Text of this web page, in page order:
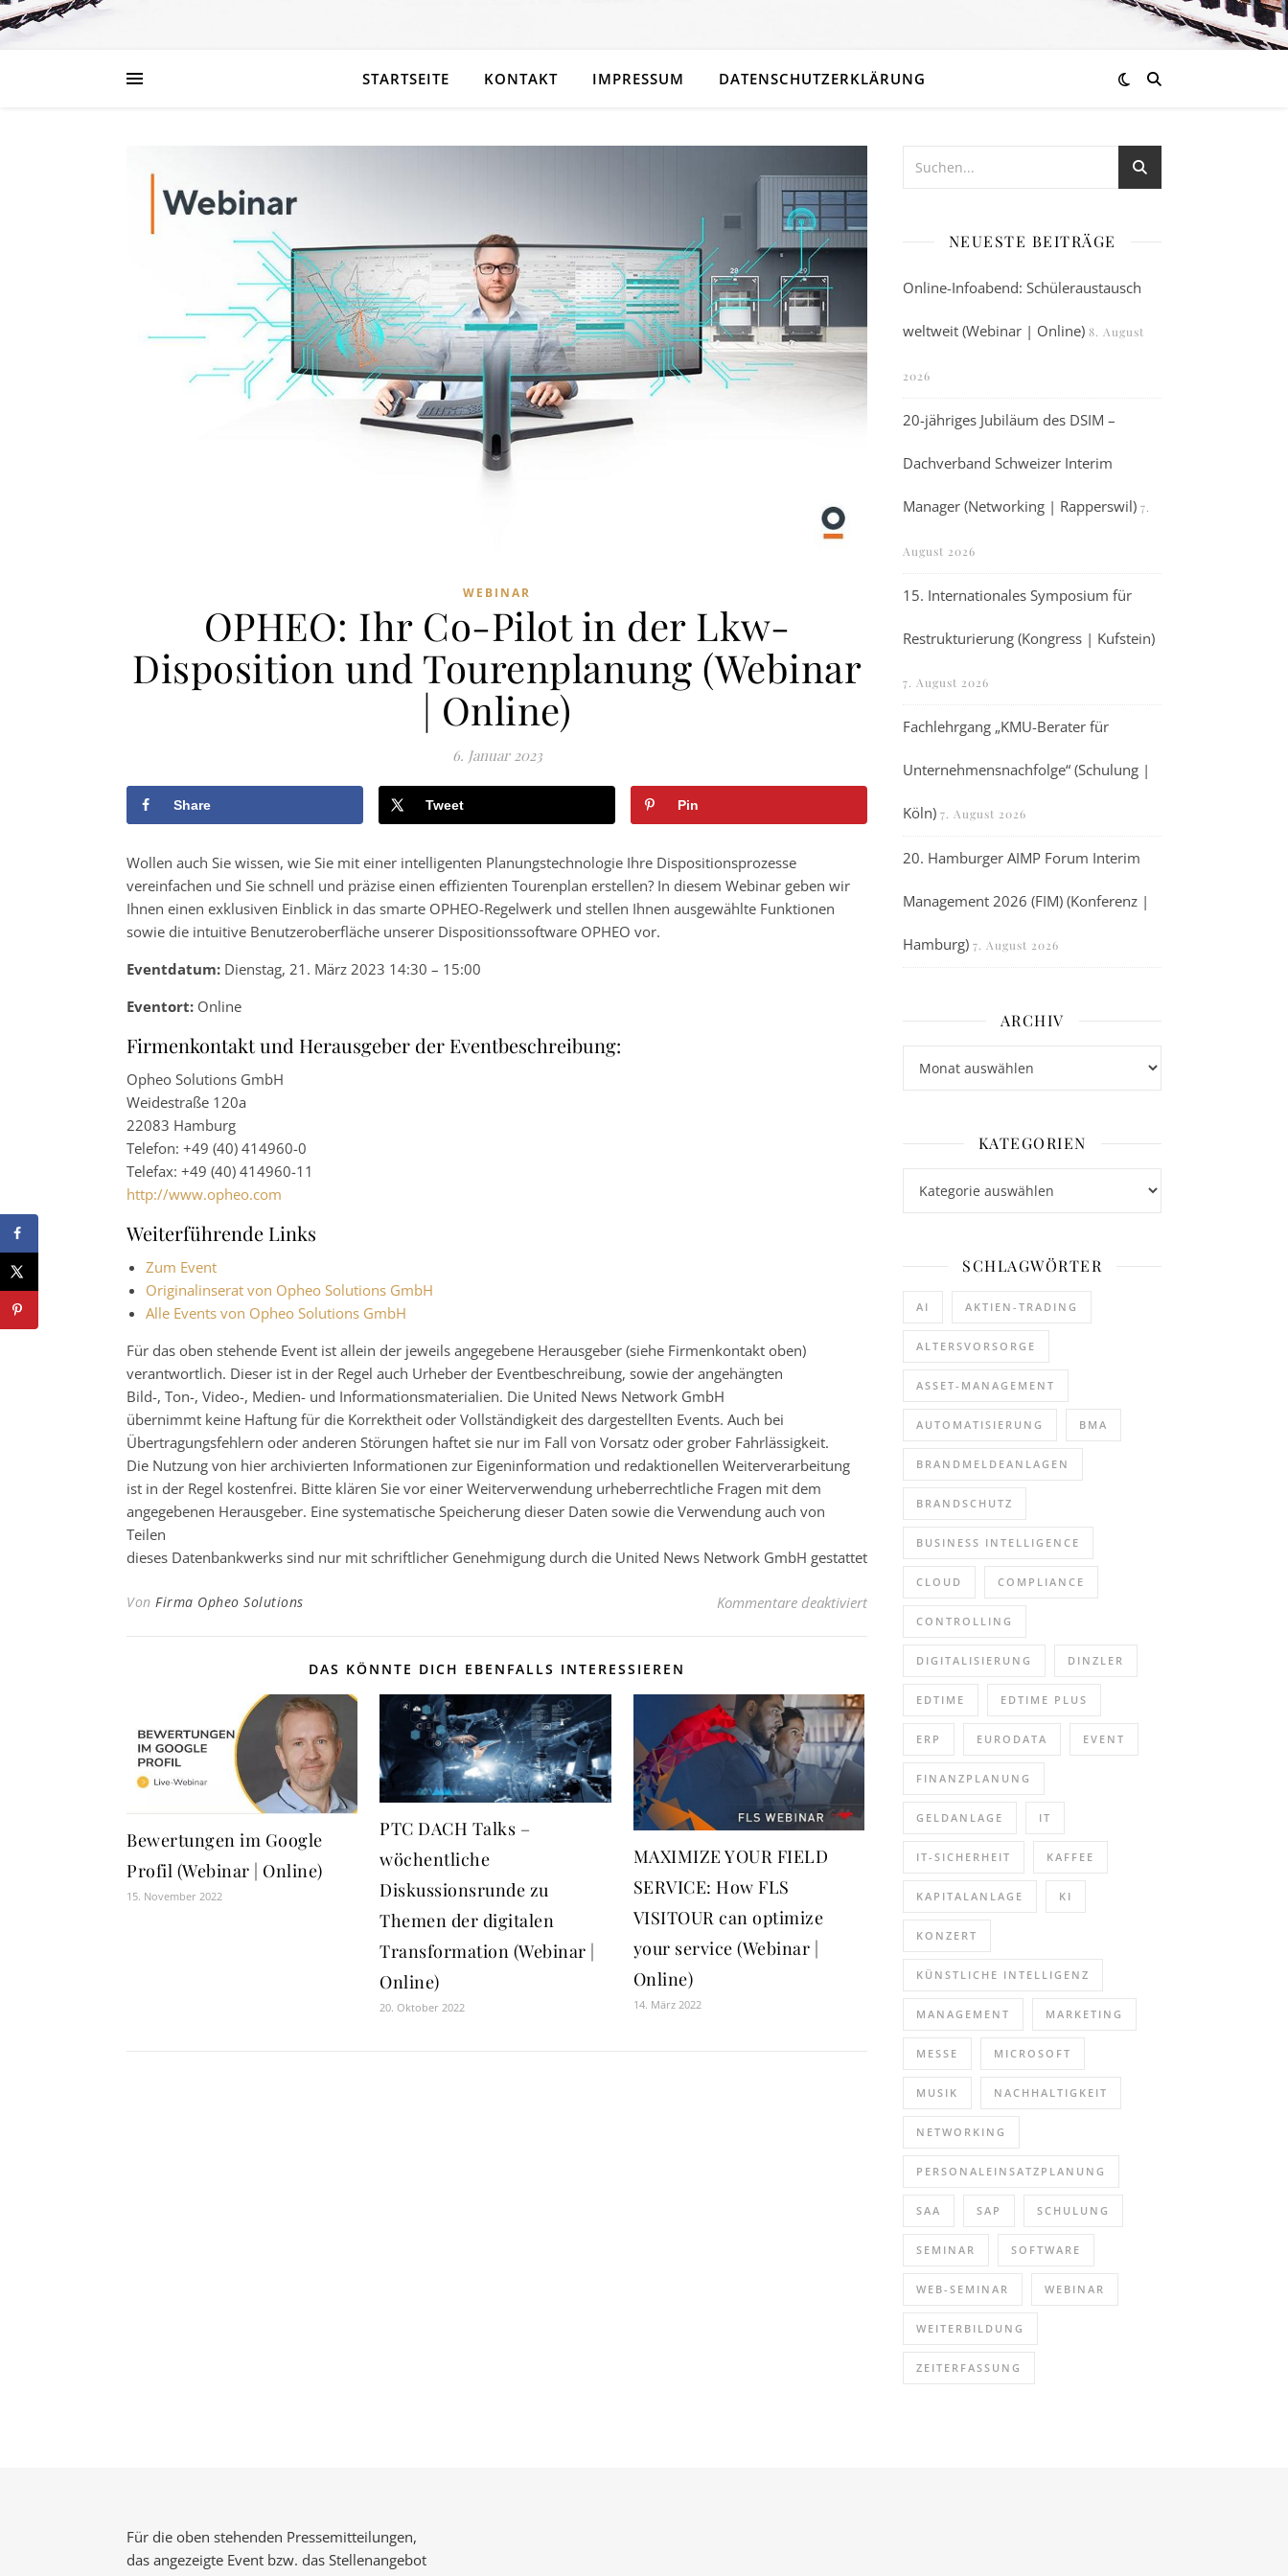
STARTSEITE KONTAKT IMPRESSUM DATENSCHUTZERKLÄRUNG
WEBINAR
OPHEO: Ihr Co-Pilot in der Lkw-
Disposition und Tourenplanung (Webinar
| Online)
6. Januar 2023
Share Tweet Pin
Wollen auch Sie wissen, wie Sie mit einer intelligenten Planungstechnologie Ihre Dispositionsprozesse
vereinfachen und Sie schnell und präzise einen effizienten Tourenplan erstellen? In diesem Webinar geben wir
Ihnen einen exklusiven Einblick in das smarte OPHEO-Regelwerk und stellen Ihnen ausgewählte Funktionen
sowie die intuitive Benutzeroberfläche unserer Dispositionssoftware OPHEO vor.
Eventdatum: Dienstag, 21. März 2023 14:30 – 15:00
Eventort: Online
Firmenkontakt und Herausgeber der Eventbeschreibung:
Opheo Solutions GmbH
Weidestraße 120a
22083 Hamburg
Telefon: +49 (40) 414960-0
Telefax: +49 (40) 414960-11
http://www.opheo.com
Weiterführende Links
Zum Event
Originalinserat von Opheo Solutions GmbH
Alle Events von Opheo Solutions GmbH
Für das oben stehende Event ist allein der jeweils angegebene Herausgeber (siehe Firmenkontakt oben)
verantwortlich. Dieser ist in der Regel auch Urheber der Eventbeschreibung, sowie der angehängten
Bild-, Ton-, Video-, Medien- und Informationsmaterialien. Die United News Network GmbH
übernimmt keine Haftung für die Korrektheit oder Vollständigkeit des dargestellten Events. Auch bei
Übertragungsfehlern oder anderen Störungen haftet sie nur im Fall von Vorsatz oder grober Fahrlässigkeit.
Die Nutzung von hier archivierten Informationen zur Eigeninformation und redaktionellen Weiterverarbeitung
ist in der Regel kostenfrei. Bitte klären Sie vor einer Weiterverwendung urheberrechtliche Fragen mit dem
angegebenen Herausgeber. Eine systematische Speicherung dieser Daten sowie die Verwendung auch von
Teilen
dieses Datenbankwerks sind nur mit schriftlicher Genehmigung durch die United News Network GmbH gestattet
Von Firma Opheo Solutions Kommentare deaktiviertfür OPHEO: Ihr Co-Pilot in der Lkw-Disposition und
DAS KÖNNTE DICH EBENFALLS INTERESSIEREN
Bewertungen im Google
Profil (Webinar | Online)
15. November 2022
PTC DACH Talks –
wöchentliche
Diskussionsrunde zu
Themen der digitalen
Transformation (Webinar |
Online)
20. Oktober 2022
MAXIMIZE YOUR FIELD
SERVICE: How FLS
VISITOUR can optimize
your service (Webinar |
Online)
14. März 2022
NEUESTE BEITRÄGE
Online-Infoabend: Schüleraustausch
weltweit (Webinar | Online) 8. August
2026
20-jähriges Jubiläum des DSIM –
Dachverband Schweizer Interim
Manager (Networking | Rapperswil) 7.
August 2026
15. Internationales Symposium für
Restrukturierung (Kongress | Kufstein)
7. August 2026
Fachlehrgang „KMU-Berater für
Unternehmensnachfolge“ (Schulung |
Köln) 7. August 2026
20. Hamburger AIMP Forum Interim
Management 2026 (FIM) (Konferenz |
Hamburg) 7. August 2026
ARCHIV
KATEGORIEN
SCHLAGWÖRTER
AI AKTIEN-TRADING
ALTERSVORSORGE
ASSET-MANAGEMENT
AUTOMATISIERUNG BMA
BRANDMELDEANLAGEN
BRANDSCHUTZ
BUSINESS INTELLIGENCE
CLOUD COMPLIANCE
CONTROLLING
DIGITALISIERUNG DINZLER
EDTIME EDTIME PLUS
ERP EURODATA EVENT
FINANZPLANUNG
GELDANLAGE IT
IT-SICHERHEIT KAFFEE
KAPITALANLAGE KI
KONZERT
KÜNSTLICHE INTELLIGENZ
MANAGEMENT MARKETING
MESSE MICROSOFT
MUSIK NACHHALTIGKEIT
NETWORKING
PERSONALEINSATZPLANUNG
SAA SAP SCHULUNG
SEMINAR SOFTWARE
WEB-SEMINAR WEBINAR
WEITERBILDUNG
ZEITERFASSUNG
Für die oben stehenden Pressemitteilungen,
das angezeigte Event bzw. das Stellenangebot